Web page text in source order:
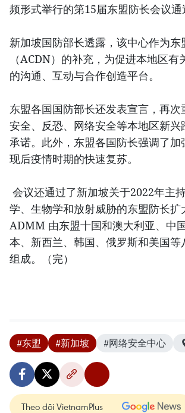
频形式举行的第15届东盟防长会议通
新加坡国防部长透露，该中心作为东
（ACDN）的补充，为促进本地区有
的沟通、互动与合作创造平台。
东盟各国国防部长还发表宣言，再
安全、反恐、网络安全等本地区新兴
承诺。此外，东盟各国防长强调了加
现后疫情时期的快速复苏。
会议还通过了新加坡关于2022年主
学、生物学和放射威胁的东盟防长扩
ADMM 由东盟十国和澳大利亚、中
本、新西兰、韩国、俄罗斯和美国等
组成。（完）
#东盟 #新加坡 #网络安全中心
Theo dõi VietnamPlus